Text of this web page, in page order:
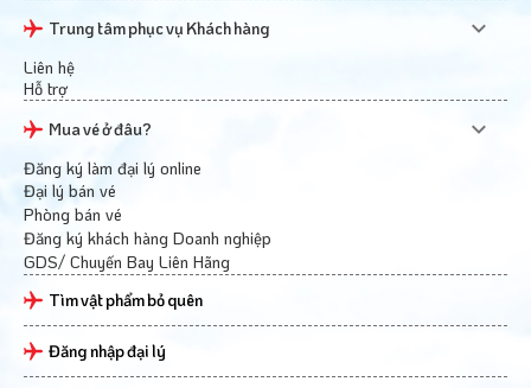
Trung tâm phục vụ Khách hàng
Liên hệ
Hỗ trợ
Mua vé ở đâu?
Đăng ký làm đại lý online
Đại lý bán vé
Phòng bán vé
Đăng ký khách hàng Doanh nghiệp
GDS/ Chuyến Bay Liên Hãng
Tìm vật phẩm bỏ quên
Đăng nhập đại lý